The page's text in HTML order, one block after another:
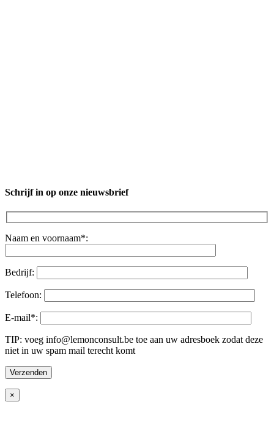
Schrijf in op onze nieuwsbrief
Naam en voornaam*:
Bedrijf:
Telefoon:
E-mail*:
TIP: voeg info@lemonconsult.be toe aan uw adresboek zodat deze
niet in uw spam mail terecht komt
×